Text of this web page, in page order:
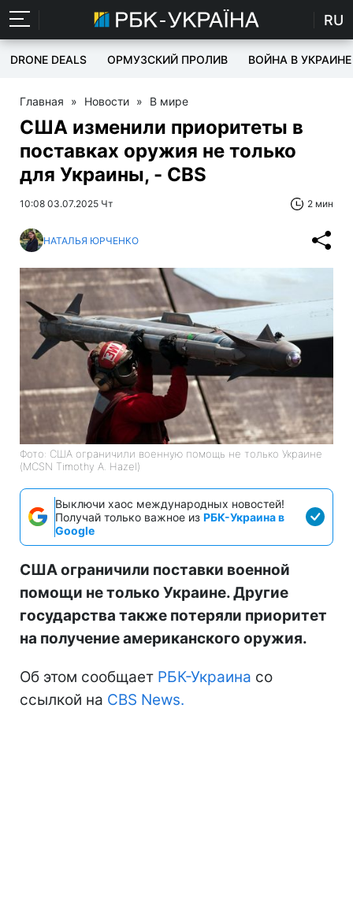
RU
DRONE DEALS ОРМУЗСКИЙ ПРОЛИВ ВОЙНА В УКРАИНЕ
Главная » Новости » В мире
США изменили приоритеты в
поставках оружия не только
для Украины, - CBS
10:08 03.07.2025 Чт 2 мин
НАТАЛЬЯ ЮРЧЕНКО
Фото: США ограничили военную помощь не только Украине
(MCSN Timothy A. Hazel)
Выключи хаос международных новостей!
Получай только важное из РБК-Украина в
Google
США ограничили поставки военной
помощи не только Украине. Другие
государства также потеряли приоритет
на получение американского оружия.
Об этом сообщает РБК-Украина со
ссылкой на CBS News.